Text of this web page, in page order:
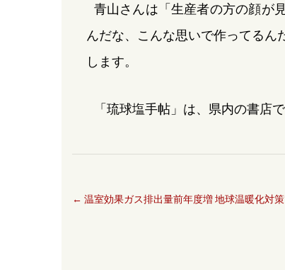
青山さんは「生産者の方の顔が
んだな、こんな思いで作ってる
します。
「琉球塩手帖」は、県内の書店
← 温室効果ガス排出量前年度増 地球温暖化対